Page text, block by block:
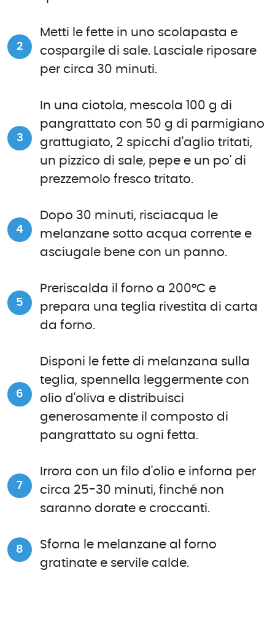
Metti le fette in uno scolapasta e
cospargile di sale. Lasciale riposare
per circa 30 minuti.
In una ciotola, mescola 100 g di
pangrattato con 50 g di parmigiano
grattugiato, 2 spicchi d'aglio tritati,
un pizzico di sale, pepe e un po' di
prezzemolo fresco tritato.
Dopo 30 minuti, risciacqua le
melanzane sotto acqua corrente e
asciugale bene con un panno.
Preriscalda il forno a 200°C e
prepara una teglia rivestita di carta
da forno.
Disponi le fette di melanzana sulla
teglia, spennella leggermente con
olio d'oliva e distribuisci
generosamente il composto di
pangrattato su ogni fetta.
Irrora con un filo d'olio e inforna per
circa 25-30 minuti, finché non
saranno dorate e croccanti.
Sforna le melanzane al forno
gratinate e servile calde.